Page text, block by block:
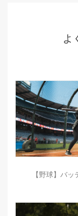
よ
【野球】バ